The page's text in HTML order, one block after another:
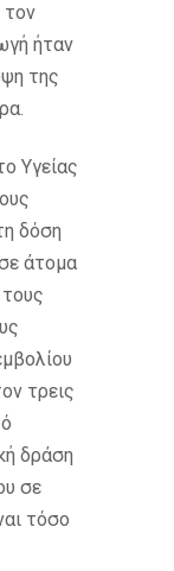
τον
ήταν
της
Υγείας
δόση
άτομα
τρεις
δράση
σε
τόσο